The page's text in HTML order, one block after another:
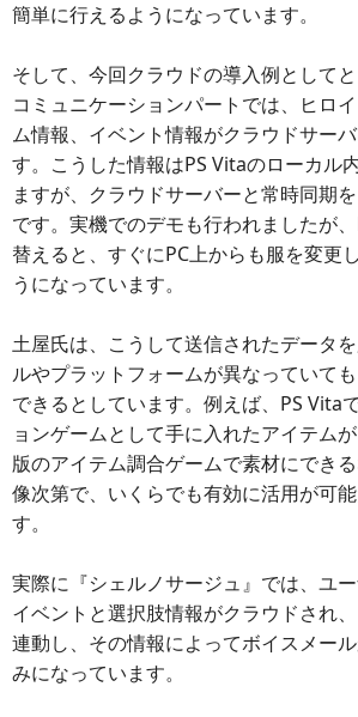
簡単に行えるようになっています。
そして、今回クラウドの導入例として
コミュニケーションパートでは、ヒロ
ム情報、イベント情報がクラウドサー
す。こうした情報はPS Vitaのローカル
ますが、クラウドサーバーと常時同期
です。実機でのデモも行われましたが
替えると、すぐにPC上からも服を変更
うになっています。
土屋氏は、こうして送信されたデータ
ルやプラットフォームが異なっていて
できるとしています。例えば、PS Vita
ョンゲームとして手に入れたアイテム
版のアイテム調合ゲームで素材にでき
像次第で、いくらでも有効に活用が可
す。
実際に『シェルノサージュ』では、ユ
イベントと選択肢情報がクラウドされ
連動し、その情報によってボイスメー
みになっています。